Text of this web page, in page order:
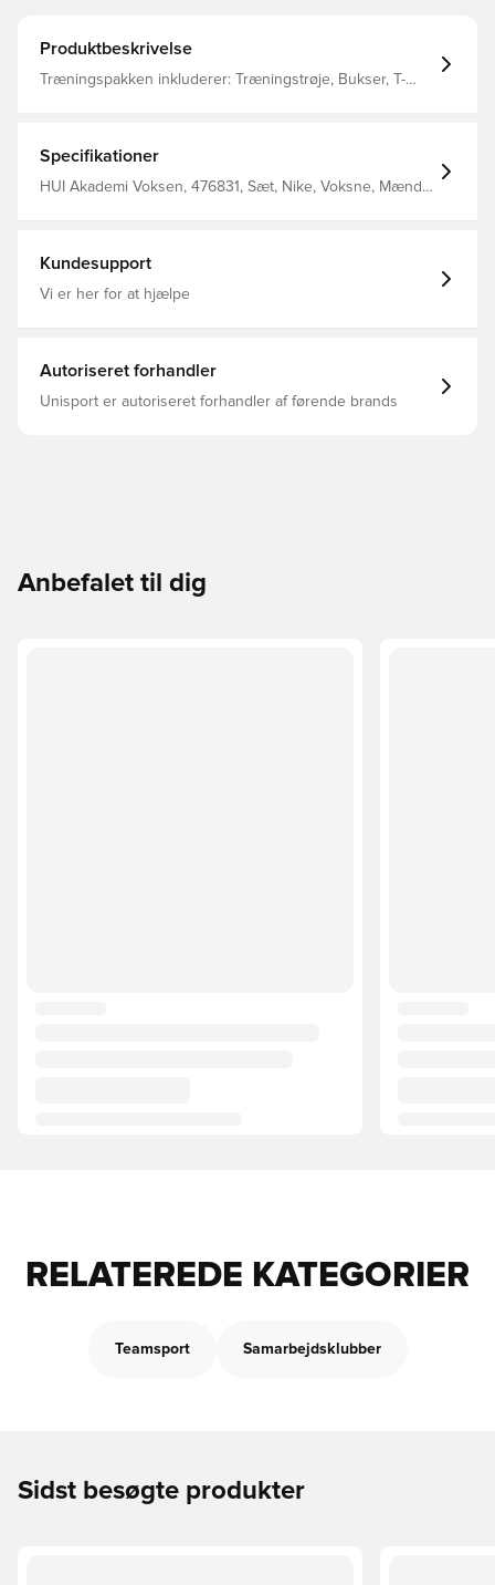
Produktbeskrivelse
Træningspakken inkluderer: Træningstrøje, Bukser, T-
Specifikationer
HUI Akademi Voksen, 476831, Sæt, Nike, Voksne, Mænd,
Kundesupport
Vi er her for at hjælpe
Autoriseret forhandler
Unisport er autoriseret forhandler af førende brands
Anbefalet til dig
RELATEREDE KATEGORIER
Teamsport Samarbejdsklubber
Sidst besøgte produkter